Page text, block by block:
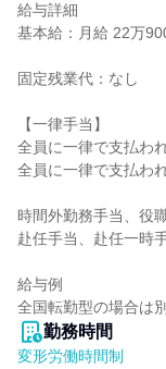
給与詳細
基本給：月給 22万
固定残業代：なし
【一律手当】
全員に一律で支払わ
全員に一律で支払わ
時間外勤務手当、役
赴任手当、赴任一時
給与例
全国転勤型の場合は
勤務時間
変形労働時間制